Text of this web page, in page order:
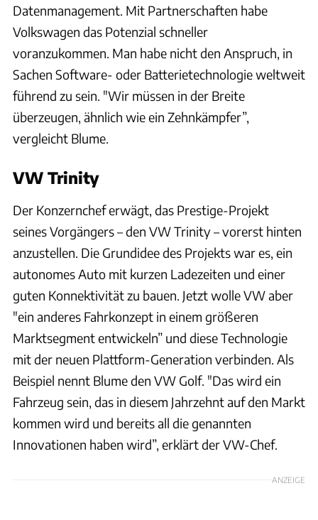
Datenmanagement. Mit Partnerschaften habe
Volkswagen das Potenzial schneller
voranzukommen. Man habe nicht den Anspruch, in
Sachen Software- oder Batterietechnologie weltweit
führend zu sein. "Wir müssen in der Breite
überzeugen, ähnlich wie ein Zehnkämpfer”,
vergleicht Blume.
VW Trinity
Der Konzernchef erwägt, das Prestige-Projekt
seines Vorgängers – den VW Trinity – vorerst hinten
anzustellen. Die Grundidee des Projekts war es, ein
autonomes Auto mit kurzen Ladezeiten und einer
guten Konnektivität zu bauen. Jetzt wolle VW aber
"ein anderes Fahrkonzept in einem größeren
Marktsegment entwickeln” und diese Technologie
mit der neuen Plattform-Generation verbinden. Als
Beispiel nennt Blume den VW Golf. "Das wird ein
Fahrzeug sein, das in diesem Jahrzehnt auf den Markt
kommen wird und bereits all die genannten
Innovationen haben wird”, erklärt der VW-Chef.
ANZEIGE